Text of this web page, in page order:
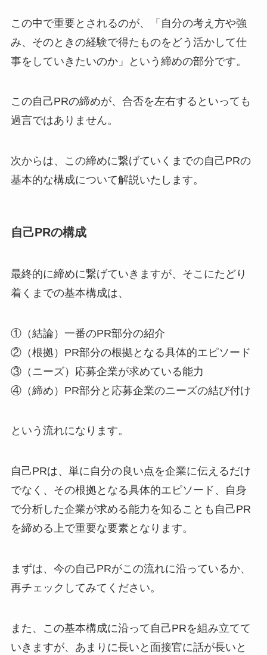
この中で重要とされるのが、「自分の考え方や強
み、そのときの経験で得たものをどう活かして仕
事をしていきたいのか」という締めの部分です。
この自己PRの締めが、合否を左右するといっても
過言ではありません。
次からは、この締めに繋げていくまでの自己PRの
基本的な構成について解説いたします。
自己PRの構成
最終的に締めに繋げていきますが、そこにたどり
着くまでの基本構成は、
①（結論）一番のPR部分の紹介
②（根拠）PR部分の根拠となる具体的エピソード
③（ニーズ）応募企業が求めている能力
④（締め）PR部分と応募企業のニーズの結び付け
という流れになります。
自己PRは、単に自分の良い点を企業に伝えるだけ
でなく、その根拠となる具体的エピソード、自身
で分析した企業が求める能力を知ることも自己PR
を締める上で重要な要素となります。
まずは、今の自己PRがこの流れに沿っているか、
再チェックしてみてください。
また、この基本構成に沿って自己PRを組み立てて
いきますが、 あまりに長いと面接官に話が長いと